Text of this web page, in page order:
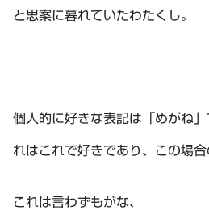
と思案に暮れていたわたくし。
個人的に好きな表記は「めがね
れはこれで好きであり、この場合
これは言わずもがな、